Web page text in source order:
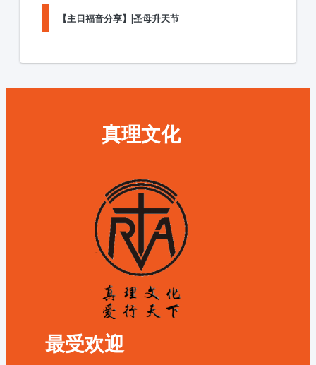
【主日福音分享】|圣母升天节
真理文化
最受欢迎